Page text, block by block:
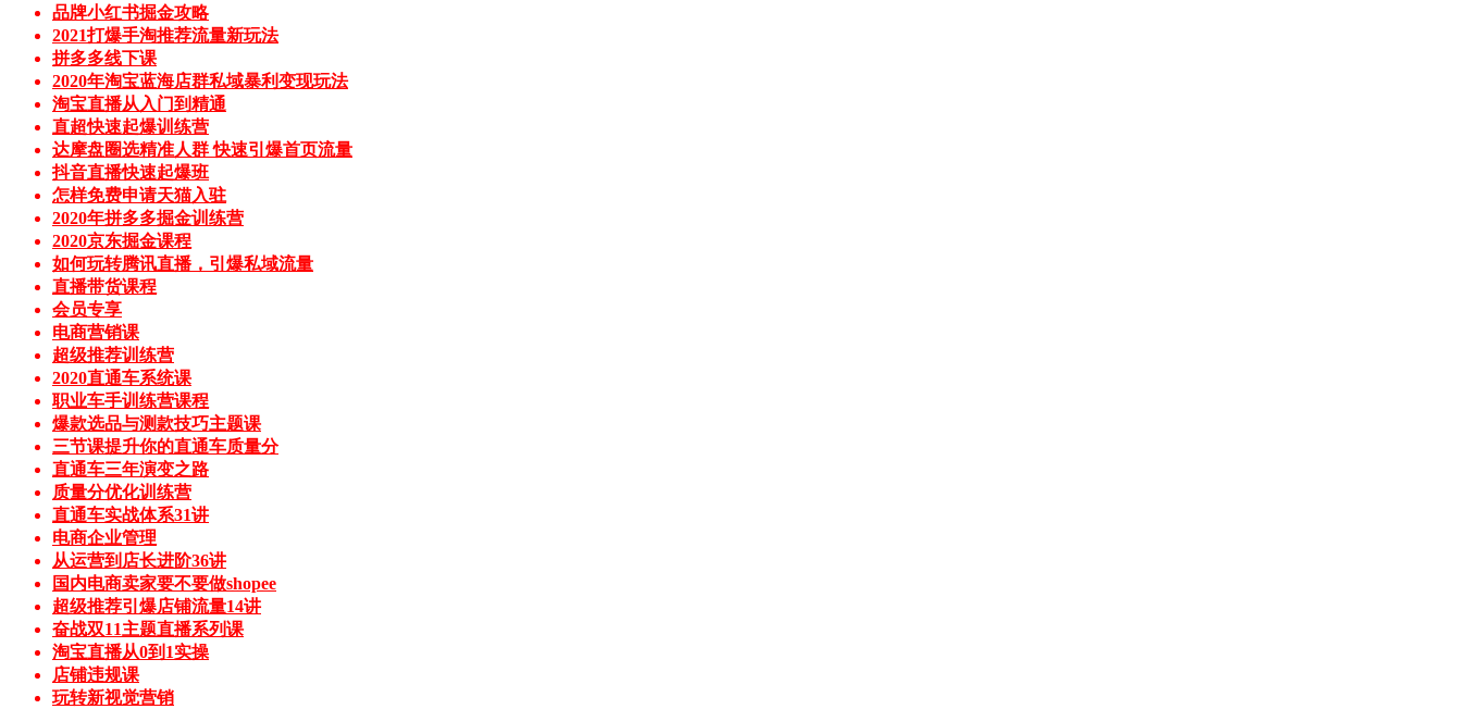
品牌小红书掘金攻略
2021打爆手淘推荐流量新玩法
拼多多线下课
2020年淘宝蓝海店群私域暴利变现玩法
淘宝直播从入门到精通
直超快速起爆训练营
达摩盘圈选精准人群 快速引爆首页流量
抖音直播快速起爆班
怎样免费申请天猫入驻
2020年拼多多掘金训练营
2020京东掘金课程
如何玩转腾讯直播，引爆私域流量
直播带货课程
会员专享
电商营销课
超级推荐训练营
2020直通车系统课
职业车手训练营课程
爆款选品与测款技巧主题课
三节课提升你的直通车质量分
直通车三年演变之路
质量分优化训练营
直通车实战体系31讲
电商企业管理
从运营到店长进阶36讲
国内电商卖家要不要做shopee
超级推荐引爆店铺流量14讲
奋战双11主题直播系列课
淘宝直播从0到1实操
店铺违规课
玩转新视觉营销